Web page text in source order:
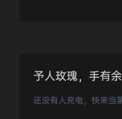
予人玫瑰，手有
还没有人充电，快来当